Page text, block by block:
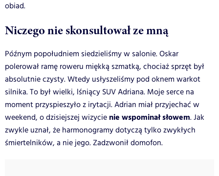
obiad.
Niczego nie skonsultował ze mną
Późnym popołudniem siedzieliśmy w salonie. Oskar
polerował ramę roweru miękką szmatką, chociaż sprzęt był
absolutnie czysty. Wtedy usłyszeliśmy pod oknem warkot
silnika. To był wielki, lśniący SUV Adriana. Moje serce na
moment przyspieszyło z irytacji. Adrian miał przyjechać w
weekend, o dzisiejszej wizycie nie wspominał słowem. Jak
zwykle uznał, że harmonogramy dotyczą tylko zwykłych
śmiertelników, a nie jego. Zadzwonił domofon.